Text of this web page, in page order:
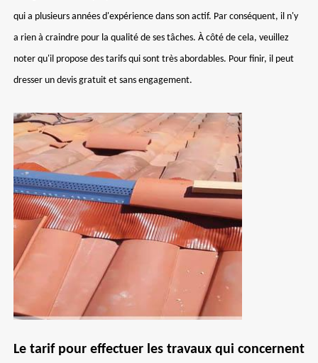
qui a plusieurs années d'expérience dans son actif. Par conséquent, il n'y
a rien à craindre pour la qualité de ses tâches. À côté de cela, veuillez
noter qu'il propose des tarifs qui sont très abordables. Pour finir, il peut
dresser un devis gratuit et sans engagement.
Le tarif pour effectuer les travaux qui concernent